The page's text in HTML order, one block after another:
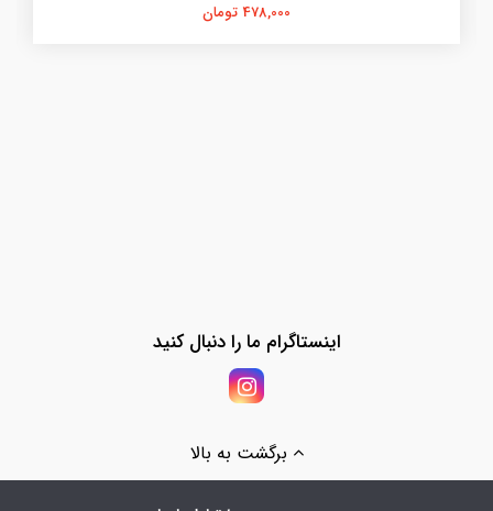
478,000 تومان
اینستاگرام ما را دنبال کنید
برگشت به بالا